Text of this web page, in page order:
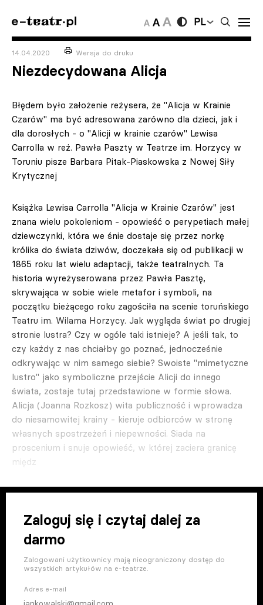
PL
14.04.2020 Wersja do druku
Niezdecydowana Alicja
Błędem było założenie reżysera, że "Alicja w Krainie
Czarów" ma być adresowana zarówno dla dzieci, jak i
dla dorosłych - o "Alicji w krainie czarów" Lewisa
Carrolla w reż. Pawła Paszty w Teatrze im. Horzycy w
Toruniu pisze Barbara Pitak-Piaskowska z Nowej Siły
Krytycznej
Książka Lewisa Carrolla "Alicja w Krainie Czarów" jest
znana wielu pokoleniom - opowieść o perypetiach małej
dziewczynki, która we śnie dostaje się przez norkę
królika do świata dziwów, doczekała się od publikacji w
1865 roku lat wielu adaptacji, także teatralnych. Ta
historia wyreżyserowana przez Pawła Pasztę,
skrywająca w sobie wiele metafor i symboli, na
początku bieżącego roku zagościła na scenie toruńskiego
Teatru im. Wilama Horzycy. Jak wygląda świat po drugiej
stronie lustra? Czy w ogóle taki istnieje? A jeśli tak, to
czy każdy z nas chciałby go poznać, jednocześnie
odkrywając w nim samego siebie? Swoiste "mimetyczne
lustro" jako symboliczne przejście Alicji do innego
świata, zostaje tutaj przedstawione w formie słowa.
Alicja (Joanna Rozkosz) wita publiczność i wprowadza
do niesamowitej krainy - kieruje odbiorców w stronę
własnych spostrzeżeń i niepewności. Siada na
proscenium i snuje opowieść, w której zaciera granicę
międz
Zaloguj się i czytaj dalej za
darmo
Zalogowani użytkownicy mają nieograniczony dostęp do
wszystkich artykułów na e-teatrze.
Adres e-mail